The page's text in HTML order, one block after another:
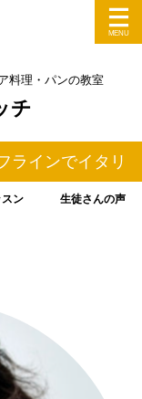
料理・パンの教室
チ
ンでイタリア料
ン 生徒さんの声